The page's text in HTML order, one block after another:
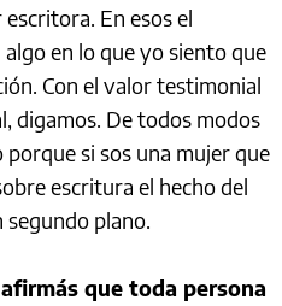
En esos el
en lo que yo siento que
Con el valor testimonial
digamos. De todos modos
si sos una mujer que
escritura el hecho del
segundo plano.
que toda persona